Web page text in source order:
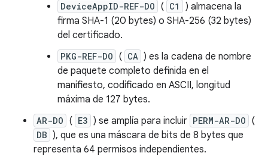
DeviceAppID-REF-DO ( C1
) almacena la
firma SHA-1 (20 bytes) o SHA-256 (32 bytes)
del certificado.
PKG-REF-DO ( CA ) es la cadena de nombre
de paquete completo definida en el
manifiesto, codificado en ASCII, longitud
máxima de 127 bytes.
AR-DO ( E3 ) se amplía para incluir PERM-AR-DO (
DB ), que es una máscara de bits de 8 bytes que
representa 64 permisos independientes.